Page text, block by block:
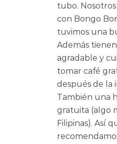
tubo.
con Bongo
tuvimos una
Además
agradable y
tomar café
después de la
También una
gratuita (algo
Filipinas). Así